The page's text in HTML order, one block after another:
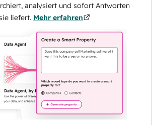
analysiert und sofort Antworten
Mehr erfahren